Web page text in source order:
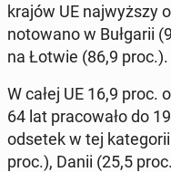
krajów UE naj­wyż­szy
no­to­wa­no w Buł­ga­rii
na Łotwie (86,9 proc.).
W całej UE 16,9
64 lat pra­co­wa­ło do
odsetek w tej
proc.), Danii (25,5